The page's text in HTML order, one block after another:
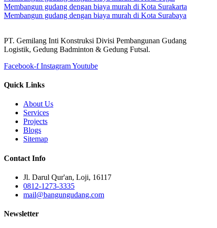
Membangun gudang dengan biaya murah di Kota Surakarta
Membangun gudang dengan biaya murah di Kota Surabaya
PT. Gemilang Inti Konstruksi Divisi Pembangunan Gudang
Logistik, Gedung Badminton & Gedung Futsal.
Facebook-f InstagramYoutube
Quick Links
About Us
Services
Projects
Blogs
Sitemap
Contact Info
Jl. Darul Qur'an, Loji, 16117
0812-1273-3335
mail@bangungudang.com
Newsletter